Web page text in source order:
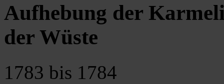
Aufhebung der
der Wüste
1783 bis 1784